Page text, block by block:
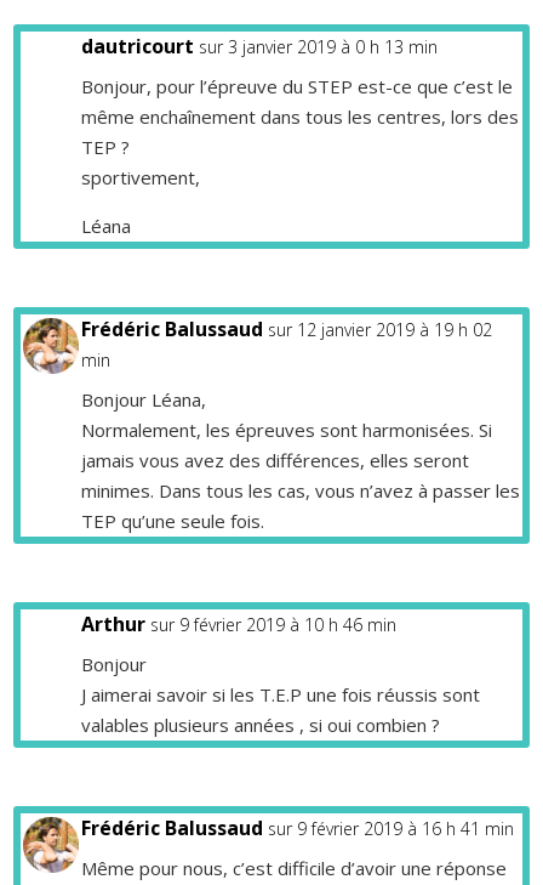
dautricourt sur 3 janvier 2019 à 0 h 13 min
Bonjour, pour l’épreuve du STEP est-ce que c’est le
même enchaînement dans tous les centres, lors des
TEP ?
sportivement,
Léana
Frédéric Balussaud sur 12 janvier 2019 à 19 h 02
min
Bonjour Léana,
Normalement, les épreuves sont harmonisées. Si
jamais vous avez des différences, elles seront
minimes. Dans tous les cas, vous n’avez à passer les
TEP qu’une seule fois.
Arthur sur 9 février 2019 à 10 h 46 min
Bonjour
J aimerai savoir si les T.E.P une fois réussis sont
valables plusieurs années , si oui combien ?
Frédéric Balussaud sur 9 février 2019 à 16 h 41 min
Même pour nous, c’est difficile d’avoir une réponse